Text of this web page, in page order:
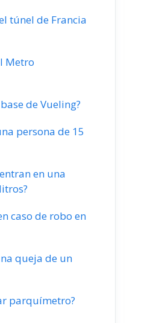
túnel de Francia
Metro
de Vueling?
persona de 15
en una
caso de robo en
queja de un
parquímetro?